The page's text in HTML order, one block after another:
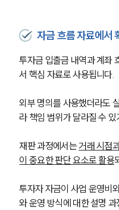
자금 흐름 자료에서
투자금 입출금 내역과 계좌
서 핵심 자료로 사용됩니다.
외부 명의를 사용했더라도
라 책임 범위가 달라질 수
재판 과정에서는 거래 시점
이 중요한 판단 요소로 활용
투자자 자금이 사업 운영비
와 운영 방식에 대한 설명